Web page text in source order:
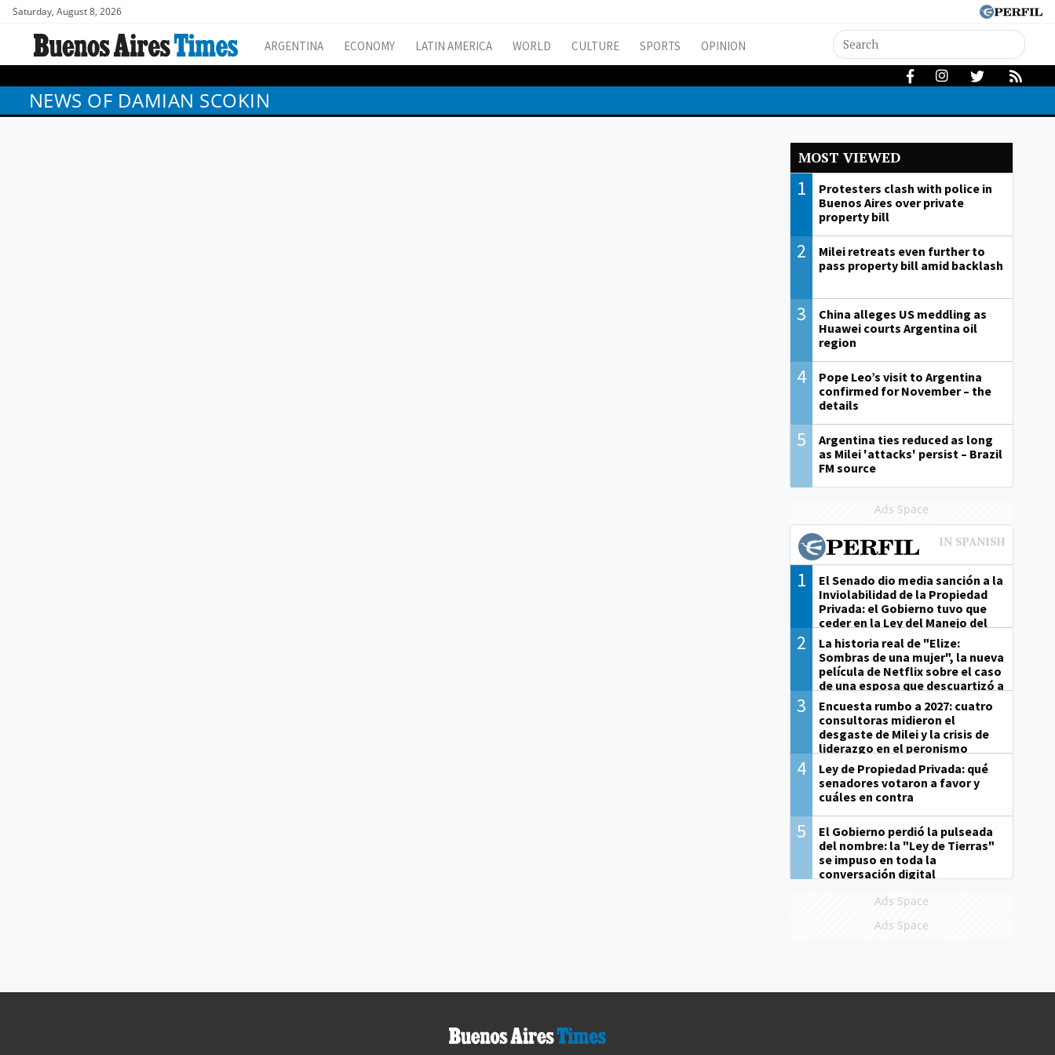
Saturday, August 8, 2026
ARGENTINA ECONOMY LATIN AMERICA WORLD CULTURE SPORTS OPINION
NEWS OF DAMIAN SCOKIN
MOST VIEWED
1
Protesters clash with police in
Buenos Aires over private
property bill
2
Milei retreats even further to
pass property bill amid backlash
3
China alleges US meddling as
Huawei courts Argentina oil
region
4
Pope Leo’s visit to Argentina
confirmed for November – the
details
5
Argentina ties reduced as long
as Milei 'attacks' persist – Brazil
FM source
Ads Space
1
El Senado dio media sanción a la
Inviolabilidad de la Propiedad
Privada: el Gobierno tuvo que
ceder en la Ley del Manejo del
Fuego
2
La historia real de "Elize:
Sombras de una mujer", la nueva
película de Netflix sobre el caso
de una esposa que descuartizó a
su marido
3
Encuesta rumbo a 2027: cuatro
consultoras midieron el
desgaste de Milei y la crisis de
liderazgo en el peronismo
4
Ley de Propiedad Privada: qué
senadores votaron a favor y
cuáles en contra
5
El Gobierno perdió la pulseada
del nombre: la "Ley de Tierras"
se impuso en toda la
conversación digital
Ads Space
Ads Space